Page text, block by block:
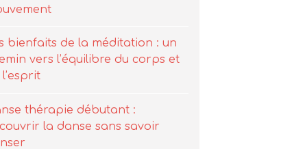
bienfaits de la méditation : un
vers l’équilibre du corps et
thérapie débutant :
la danse sans savoir